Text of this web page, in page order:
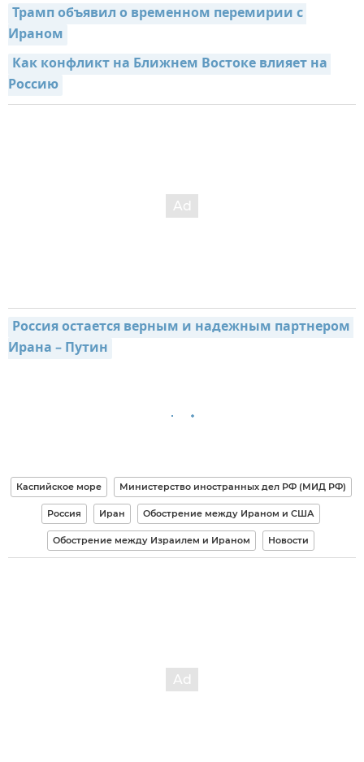
Трамп объявил о временном перемирии с
Ираном
Как конфликт на Ближнем Востоке влияет на
Россию
Россия остается верным и надежным партнером
Ирана – Путин
Каспийское море Министерство иностранных дел РФ (МИД РФ)
Россия Иран Обострение между Ираном и США
Обострение между Израилем и Ираном Новости